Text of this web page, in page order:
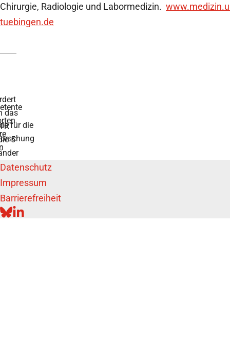
Chirurgie, Radiologie und Labormedizin.
tuebingen.de
auf
die
das BMFTR
Impressum
Barrierefreiheit